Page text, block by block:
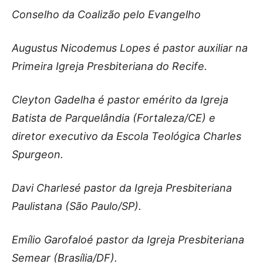
Conselho da Coalizão pelo Evangelho
Augustus Nicodemus Lopes é pastor auxiliar na
Primeira Igreja Presbiteriana do Recife.
Cleyton Gadelha é pastor emérito da Igreja
Batista de Parquelândia (Fortaleza/CE) e
diretor executivo da Escola Teológica Charles
Spurgeon.
Davi Charlesé pastor da Igreja Presbiteriana
Paulistana (São Paulo/SP).
Emílio Garofaloé pastor da Igreja Presbiteriana
Semear (Brasília/DF).